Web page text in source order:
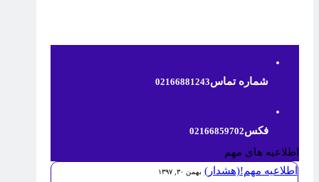
شماره تماس02166881243
فکس02166859702
اطلاعیه های مهم
اطلاعیه مهم!(هشدار) بهمن ۳۰, ۱۳۹۷